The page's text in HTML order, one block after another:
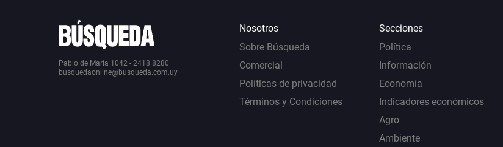
Pablo de María 1042 - 2418 8280
busquedaonline@busqueda.com.uy
Nosotros
Sobre Búsqueda
Comercial
Políticas de privacidad
Términos y Condiciones
Secciones
Política
Información
Economía
Indicadores económicos
Agro
Ambiente